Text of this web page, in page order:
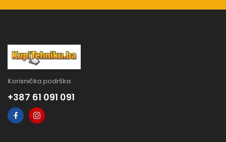
Korisnička podrška
+387 61 091 091